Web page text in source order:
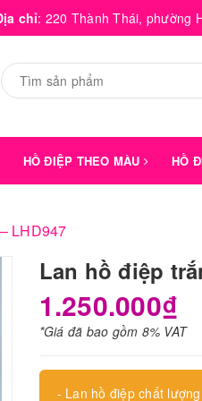
chỉ: 220 Thành Thái, phường
HỒ ĐIỆP THEO MÀU HỒ
LHD947
Lan hồ điệp
1.250.000₫
*Giá đã bao gồm 8% VAT
- Lan hồ điệp chất